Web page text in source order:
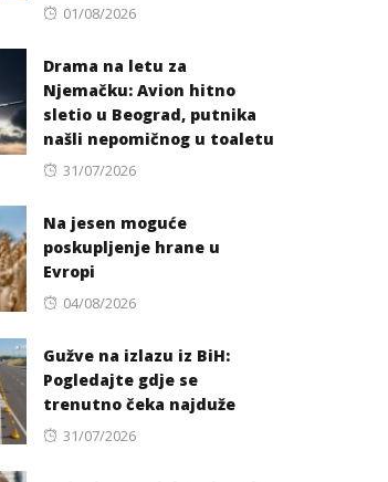
Posted
01/08/2026
Drama na letu za
Njemačku: Avion hitno
sletio u Beograd, putnika
našli nepomičnog u toaletu
Posted
31/07/2026
Na jesen moguće
poskupljenje hrane u
Evropi
Posted
04/08/2026
Gužve na izlazu iz BiH:
Pogledajte gdje se
trenutno čeka najduže
Posted
31/07/2026